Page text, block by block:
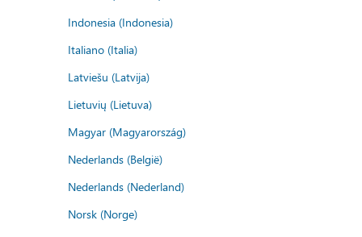
Indonesia (Indonesia)
Italiano (Italia)
Latviešu (Latvija)
Lietuvių (Lietuva)
Magyar (Magyarország)
Nederlands (België)
Nederlands (Nederland)
Norsk (Norge)